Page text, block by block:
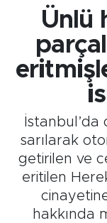
Ünlü
sarılarak
getirilen ve
eritilen
hakkında
Tüm
Son
Haber